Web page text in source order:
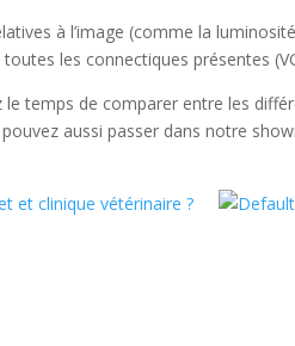
à l’image (comme la
les connectiques présentes
temps de comparer entre les
aussi passer dans notre
et clinique vétérinaire ?